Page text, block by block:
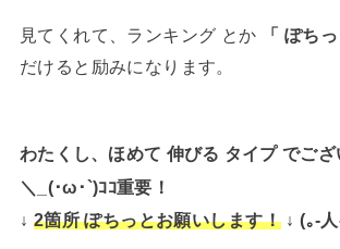
見てくれて、ランキング とか 「 ぽちっ
だけると励みになります。
わたくし、ほめて 伸びる タイプ でござ
＼_(･ω･`)ｺｺ重要！
↓ 2箇所 ぽちっとお願いします！↓ (｡-